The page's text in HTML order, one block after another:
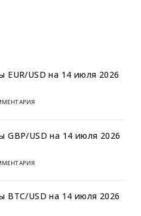
EUR/USD на 14 июля 2026
GBP/USD на 14 июля 2026
BTC/USD на 14 июля 2026